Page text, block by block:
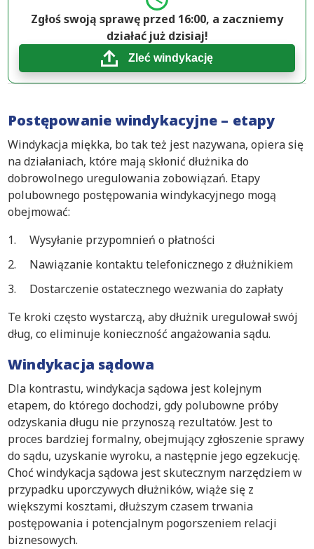
Zgłoś swoją sprawę przed 16:00, a zaczniemy
działać już dzisiaj!
Zleć windykację
Postępowanie windykacyjne – etapy
Windykacja miękka, bo tak też jest nazywana, opiera się
na działaniach, które mają skłonić dłużnika do
dobrowolnego uregulowania zobowiązań. Etapy
polubownego postępowania windykacyjnego mogą
obejmować:
Wysyłanie przypomnień o płatności
Nawiązanie kontaktu telefonicznego z dłużnikiem
Dostarczenie ostatecznego wezwania do zapłaty
Te kroki często wystarczą, aby dłużnik uregulował swój
dług, co eliminuje konieczność angażowania sądu.
Windykacja sądowa
Dla kontrastu, windykacja sądowa jest kolejnym
etapem, do którego dochodzi, gdy polubowne próby
odzyskania długu nie przynoszą rezultatów. Jest to
proces bardziej formalny, obejmujący zgłoszenie sprawy
do sądu, uzyskanie wyroku, a następnie jego egzekucję.
Choć windykacja sądowa jest skutecznym narzędziem w
przypadku uporczywych dłużników, wiąże się z
większymi kosztami, dłuższym czasem trwania
postępowania i potencjalnym pogorszeniem relacji
biznesowych.